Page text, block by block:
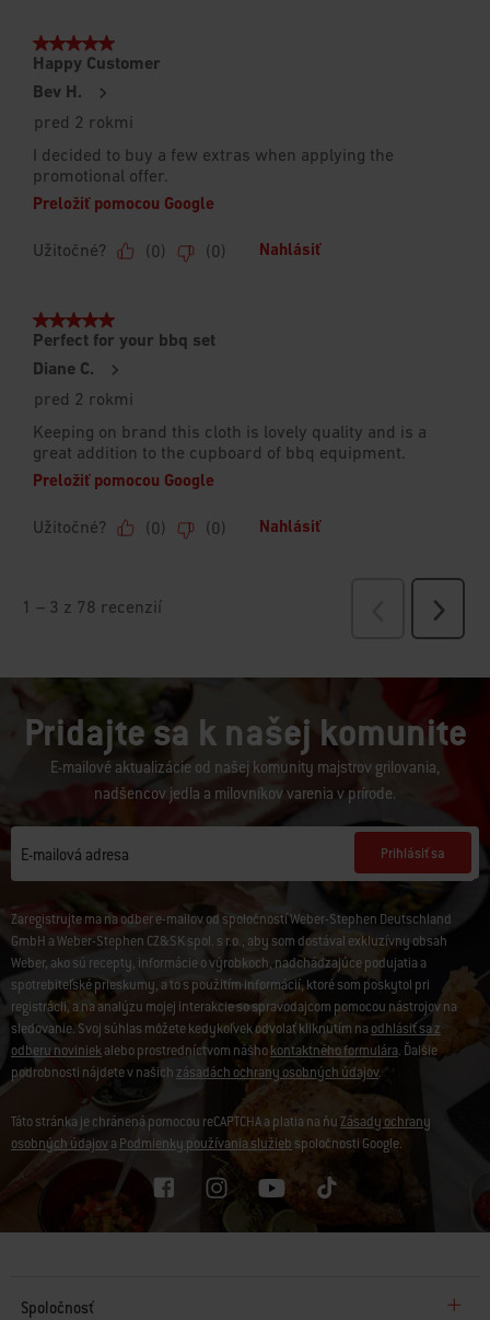
Pridajte sa k našej komunite
E-mailové aktualizácie od našej komunity majstrov grilovania,
nadšencov jedla a milovníkov varenia v prírode.
E-mailová adresa Prihlásiť sa
Zaregistrujte ma na odber e-mailov od spoločností Weber-Stephen Deutschland
GmbH a Weber-Stephen CZ&SK spol. s r.o., aby som dostával exkluzívny obsah
Weber, ako sú recepty, informácie o výrobkoch, nadchádzajúce podujatia a
spotrebiteľské prieskumy, a to s použitím informácií, ktoré som poskytol pri
registrácii, a na analýzu mojej interakcie so spravodajcom pomocou nástrojov na
sledovanie. Svoj súhlas môžete kedykoľvek odvolať kliknutím naodhlásiť sa z
odberu noviniekalebo prostredníctvom nášhokontaktného formulára. Ďalšie
podrobnosti nájdete v našich zásadách ochrany osobných údajov.
Táto stránka je chránená pomocou reCAPTCHA a platia na ňuZásady ochrany
osobných údajova Podmienky používania služieb spoločnosti Google.
Spoločnosť